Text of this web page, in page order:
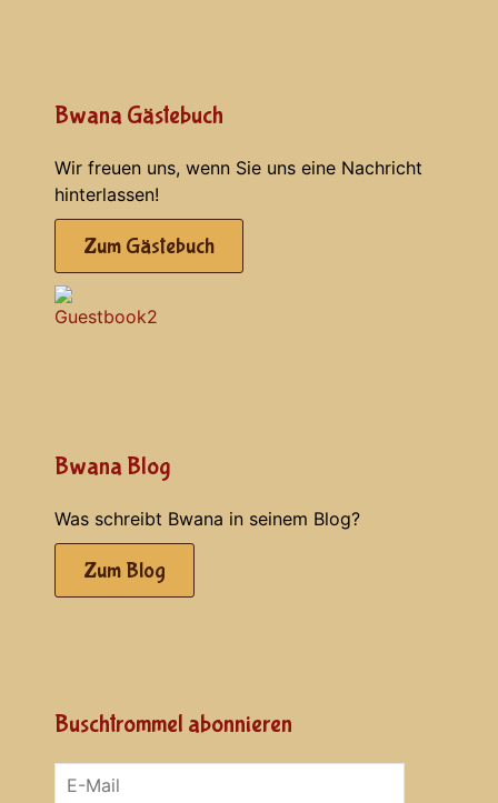
Bwana Gästebuch
Wir freuen uns, wenn Sie uns eine Nachricht
hinterlassen!
Zum Gästebuch
Bwana Blog
Was schreibt Bwana in seinem Blog?
Zum Blog
Buschtrommel abonnieren